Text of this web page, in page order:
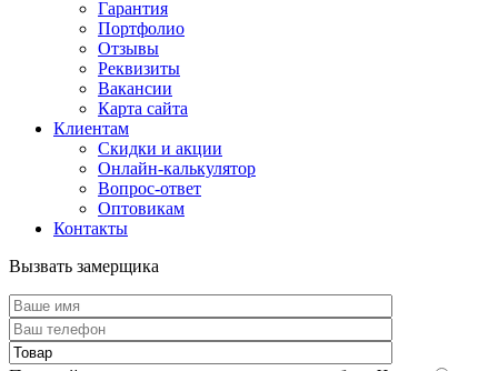
Гарантия
Портфолио
Отзывы
Реквизиты
Вакансии
Карта сайта
Клиентам
Скидки и акции
Онлайн-калькулятор
Вопрос-ответ
Оптовикам
Контакты
Вызвать замерщика